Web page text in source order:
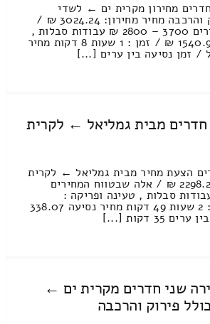
מחירון מקרית ים ← לשדי
תרומות כולל פירוק והרכבה מחיר מחירון: 3024.24 ₪ /
אלה שבטווח המחירים 3700 – 2800 ₪ עבודות סבלות ,
טעינה ופריקה : 1540.90 ₪ / זמן : 1 שעות 8 דקות מחיר
מוביל דירות 2 חדרים מבית גמליאל ← לקרית
דירה 2 חדרים הצעת מחיר מבית גמליאל ← לקרית
ים מחיר מחירון: 2298.28 ₪ / אלה שבטווח המחירים
2100 ₪ עבודות סבלות , טעינה ופריקה :
1814.48 ₪ / זמן : 2 שעות 49 דקות מחיר נסיעה 338.07
דקות [...]
שני חדרים מקרית ים ←
פירוק והרכבה